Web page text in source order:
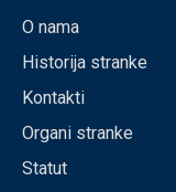
O nama
Historija stranke
Kontakti
Organi stranke
Statut